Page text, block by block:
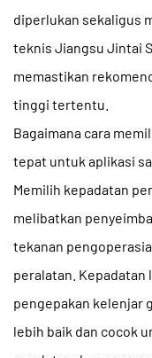
diperlukan sekaligus
teknis Jiangsu Jintai
memastikan
tinggi tertentu.
Bagaimana cara
tepat untuk aplikasi
Memilih kepadatan
melibatkan
tekanan
peralatan. Kepadatan
pengepakan kelenjar
lebih baik dan cocok